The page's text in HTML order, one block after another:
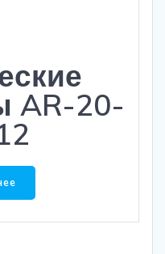
AR-20-